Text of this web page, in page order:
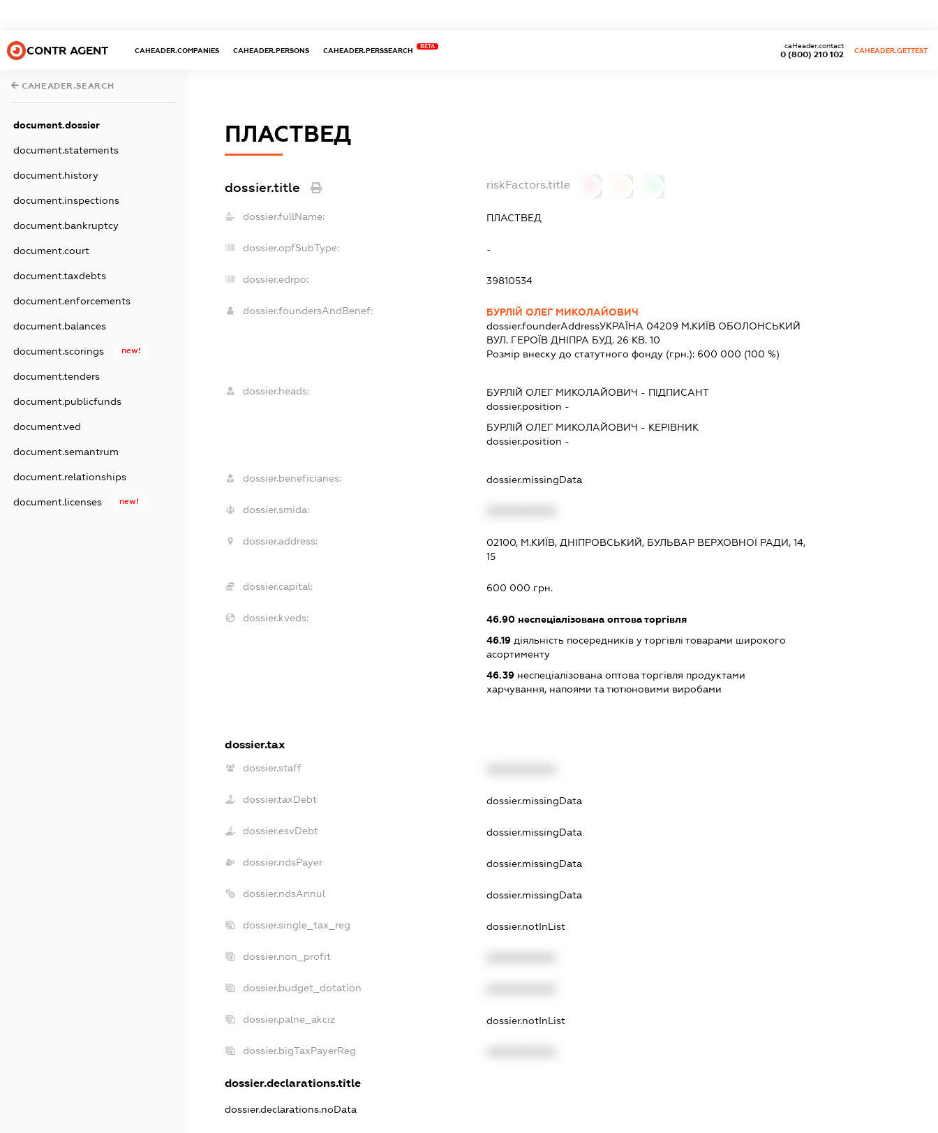
CONTR AGENT CAHEADER.COMPANIES CAHEADER.PERSONS CAHEADER.PERSSEARCH
BETA
0 (800) 210 102
caHeader.contact
CAHEADER.GETTEST
CAHEADER.SEARCH
document.dossier
document.statements
document.history
document.inspections
document.bankruptcy
document.court
document.taxdebts
document.enforcements
document.balances
document.scorings new!
document.tenders
document.publicfunds
document.ved
document.semantrum
document.relationships
document.licenses new!
ПЛАСТВЕД
dossier.title riskFactors.title
dossier.fullName: ПЛАСТВЕД
dossier.opfSubType: -
dossier.edrpo: 39810534
dossier.foundersAndBenef:
БУРЛІЙ ОЛЕГ МИКОЛАЙОВИЧ
dossier.founderAddressУКРАЇНА 04209 М.КИЇВ ОБОЛОНСЬКИЙ
ВУЛ. ГЕРОЇВ ДНІПРА БУД. 26 КВ. 10
Розмір внеску до статутного фонду (грн.): 600 000 (100 %)
dossier.heads: БУРЛІЙ ОЛЕГ МИКОЛАЙОВИЧ - ПІДПИСАНТ
dossier.position -
БУРЛІЙ ОЛЕГ МИКОЛАЙОВИЧ - КЕРІВНИК
dossier.position -
dossier.beneficiaries: dossier.missingData
dossier.smida:
dossier.address:
02100, М.КИЇВ, ДНІПРОВСЬКИЙ, БУЛЬВАР ВЕРХОВНОЇ РАДИ, 14,
15
dossier.capital: 600 000 грн.
dossier.kveds: 46.90 неспеціалізована оптова торгівля
46.19 діяльність посередників у торгівлі товарами широкого
асортименту
46.39 неспеціалізована оптова торгівля продуктами
харчування, напоями та тютюновими виробами
dossier.tax
dossier.staff
dossier.taxDebt dossier.missingData
dossier.esvDebt dossier.missingData
dossier.ndsPayer dossier.missingData
dossier.ndsAnnul dossier.missingData
dossier.single_tax_reg dossier.notInList
dossier.non_profit
dossier.budget_dotation
dossier.palne_akciz dossier.notInList
dossier.bigTaxPayerReg
dossier.declarations.title
dossier.declarations.noData